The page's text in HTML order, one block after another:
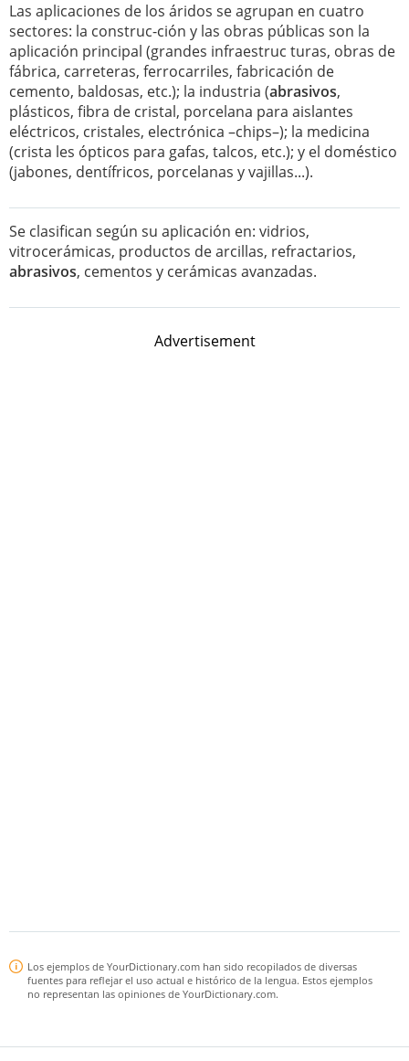
Las aplicaciones de los áridos se agrupan en cuatro
sectores: la construc-ción y las obras públicas son la
aplicación principal (grandes infraestruc turas, obras de
fábrica, carreteras, ferrocarriles, fabricación de
cemento, baldosas, etc.); la industria (abrasivos,
plásticos, fibra de cristal, porcelana para aislantes
eléctricos, cristales, electrónica –chips–); la medicina
(crista les ópticos para gafas, talcos, etc.); y el doméstico
(jabones, dentífricos, porcelanas y vajillas...).
Se clasifican según su aplicación en: vidrios,
vitrocerámicas, productos de arcillas, refractarios,
abrasivos, cementos y cerámicas avanzadas.
Advertisement
Los ejemplos de YourDictionary.com han sido recopilados de diversas
fuentes para reflejar el uso actual e histórico de la lengua. Estos ejemplos
no representan las opiniones de YourDictionary.com.